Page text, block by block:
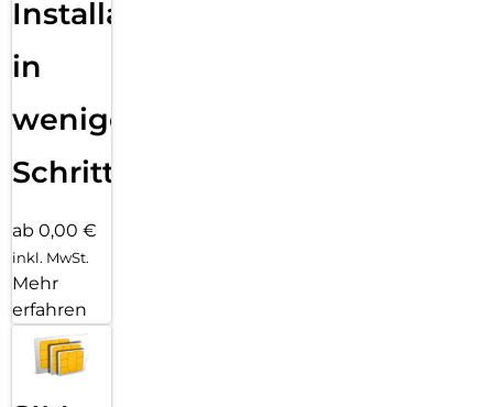
Installation
in
wenigen
Schritten
ab 0,00 €
inkl. MwSt.
Mehr
erfahren